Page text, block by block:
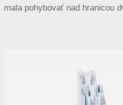
mala pohybovať nad hranicou